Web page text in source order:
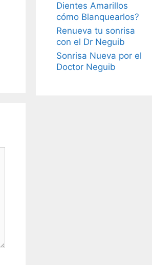
Dientes Amarillos
cómo Blanquearlos?
Renueva tu sonrisa
con el Dr Neguib
Sonrisa Nueva por el
Doctor Neguib